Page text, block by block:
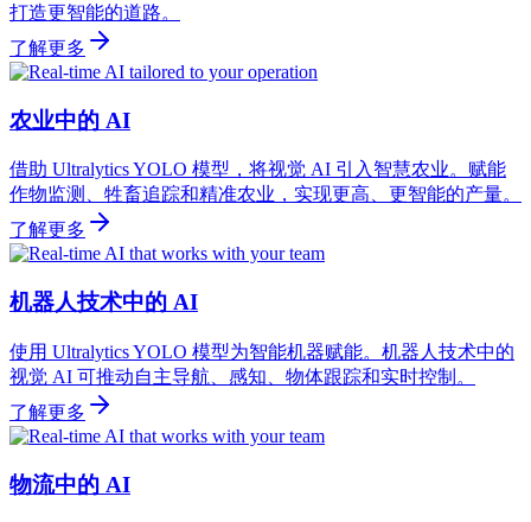
打造更智能的道路。
了解更多
农业中的 AI
借助 Ultralytics YOLO 模型，将视觉 AI 引入智慧农业。赋能
作物监测、牲畜追踪和精准农业，实现更高、更智能的产量。
了解更多
机器人技术中的 AI
使用 Ultralytics YOLO 模型为智能机器赋能。机器人技术中的
视觉 AI 可推动自主导航、感知、物体跟踪和实时控制。
了解更多
物流中的 AI